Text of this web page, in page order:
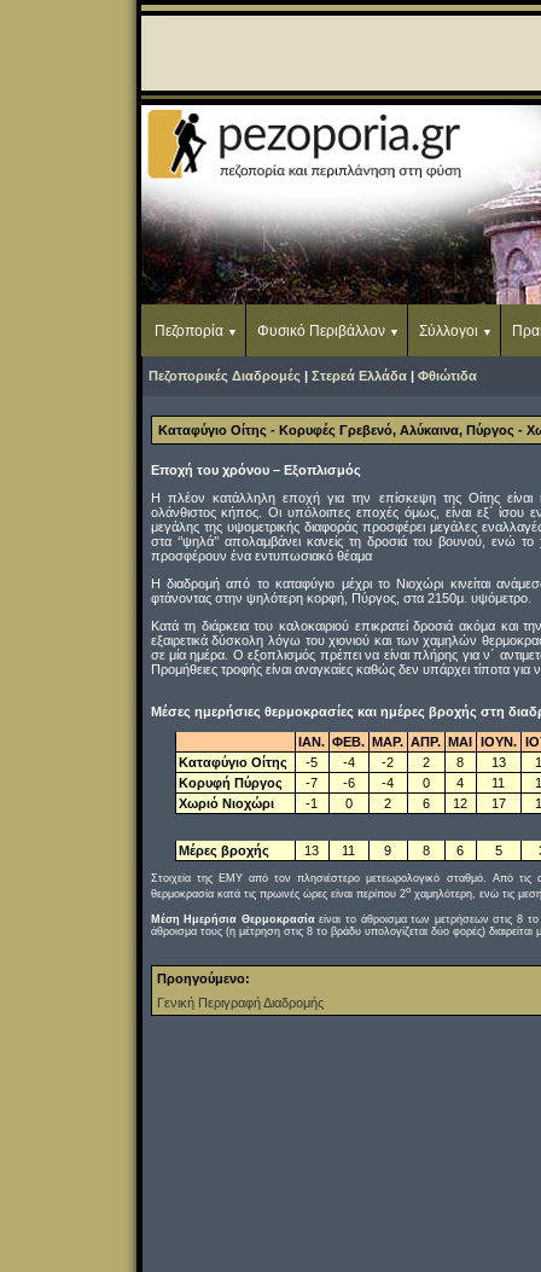
Πεζοπορία Φυσικό Περιβάλλον Σύλλογοι
Πεζοπορικές Διαδρομές | Στερεά Ελλάδα | Φθιώτιδα
Καταφύγιο Οίτης - Κορυφές Γρεβενό, Αλύκαινα, Πύργος -
Εποχή του χρόνου – Εξοπλισμός
Η πλέον κατάλληλη εποχή για την επίσκεψη της Οίτης
ολάνθιστος κήπος. Οι υπόλοιπες εποχές όμως, είναι εξ΄ ίσου
μεγάλης της υψομετρικής διαφοράς προσφέρει μεγάλες
στα ‘’ψηλά’’ απολαμβάνει κανείς τη δροσιά του βουνού, ενώ το
προσφέρουν ένα εντυπωσιακό θέαμα
Η διαδρομή από το καταφύγιο μέχρι το Νιοχώρι κινείται
φτάνοντας στην ψηλότερη κορφή, Πύργος, στα 2150μ. υψόμετρο.
Κατά τη διάρκεια του καλοκαιριού επικρατεί δροσιά ακόμα και
εξαιρετικά δύσκολη λόγω του χιονιού και των χαμηλών
σε μία ημέρα. Ο εξοπλισμός πρέπει να είναι πλήρης για ν΄
Προμήθειες τροφής είναι αναγκαίες καθώς δεν υπάρχει τίποτα για
Μέσες ημερήσιες θερμοκρασίες και ημέρες βροχής στη
ΙΑΝ. ΦΕΒ. ΜΑΡ. ΑΠΡ. ΜΑΙ ΙΟΥΝ.
Καταφύγιο Οίτης
-5 -4 -2 2 8 13
Κορυφή Πύργος
-7 -6 -4 0 4 11
Χωριό Νιοχώρι
-1 0 2 6 12 17
Μέρες βροχής 13 11 9 8 6 5
Στοιχεία της ΕΜΥ από τον πλησιέστερο μετεωρολογικό σταθμό. Από τις
θερμοκρασία κατά τις πρωινές ώρες είναι περίπου 2οχαμηλότερη, ενώ τις
Μέση Ημερήσια Θερμοκρασίαείναι το άθροισμα των μετρήσεων στις 8
άθροισμα τους (η μέτρηση στις 8 το βράδυ υπολογίζεται δύο φορές) διαιρείται
Προηγούμενο:
Γενική Περιγραφή Διαδρομής